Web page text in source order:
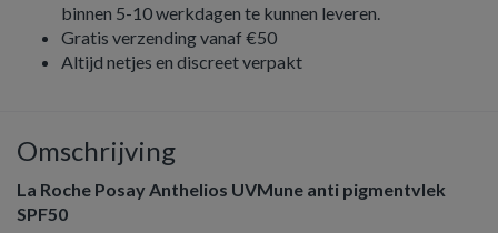
binnen 5-10 werkdagen te kunnen leveren.
Gratis verzending vanaf €50
Altijd netjes en discreet verpakt
Omschrijving
La Roche Posay Anthelios UVMune anti pigmentvlek
SPF50